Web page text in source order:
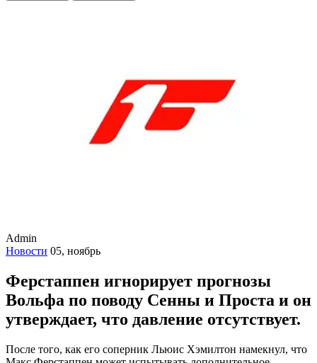
Admin
Новости 05, ноябрь
Ферстаппен игнорирует прогнозы
Вольфа по поводу Сенны и Проста и он
утверждает, что давление отсутствует.
После того, как его соперник Льюис Хэмилтон намекнул, что